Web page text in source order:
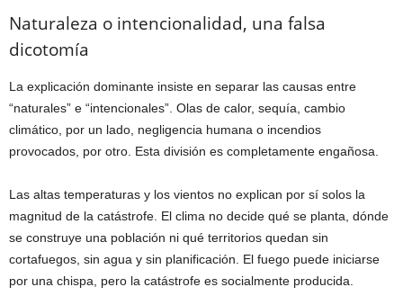
Naturaleza o intencionalidad, una falsa
dicotomía
La explicación dominante insiste en separar las causas entre
“naturales” e “intencionales”. Olas de calor, sequía, cambio
climático, por un lado, negligencia humana o incendios
provocados, por otro. Esta división es completamente engañosa.
Las altas temperaturas y los vientos no explican por sí solos la
magnitud de la catástrofe. El clima no decide qué se planta, dónde
se construye una población ni qué territorios quedan sin
cortafuegos, sin agua y sin planificación. El fuego puede iniciarse
por una chispa, pero la catástrofe es socialmente producida.